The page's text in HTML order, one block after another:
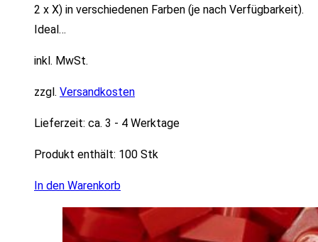
2 x X) in verschiedenen Farben (je nach Verfügbarkeit).
Ideal…
inkl. MwSt.
zzgl. Versandkosten
Lieferzeit: ca. 3 - 4 Werktage
Produkt enthält: 100 Stk
In den Warenkorb